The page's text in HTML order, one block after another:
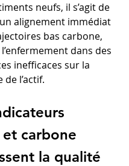
neufs, il s’agit de
alignement immédiat
bas carbone,
dans des
inefficaces sur la
l’actif.
carbone
la qualité